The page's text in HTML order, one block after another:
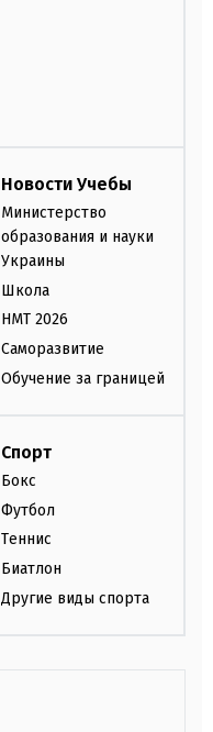
Новости Учебы
Министерство
образования и науки
Украины
Школа
НМТ 2026
Саморазвитие
Обучение за границей
Спорт
Бокс
Футбол
Теннис
Биатлон
Другие виды спорта